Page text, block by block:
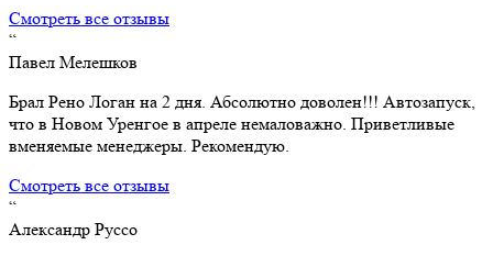
Смотреть все отзывы
“
Павел Мелешков
Брал Рено Логан на 2 дня. Абсолютно доволен!!! Автозапуск,
что в Новом Уренгое в апреле немаловажно. Приветливые
вменяемые менеджеры. Рекомендую.
Смотреть все отзывы
“
Александр Руссо